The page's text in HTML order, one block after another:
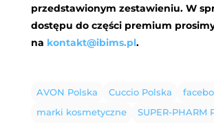
przedstawionym zestawieniu. W
dostępu do części premium
na kontakt@ibims.pl.
AVON Polska Cuccio Polska
marki kosmetyczne
SUPER-PHARM